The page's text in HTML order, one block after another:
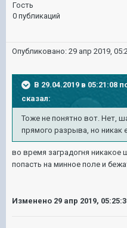
Гость
0 публикаций
Опубликовано: 29 апр 2019,
В 29.04.2019 в 05:21:08
сказал:
Тоже не понятно вот. Нет,
прямого разрыва, но никак
во время заградогня
попасть на минное поле и
Изменено 29 апр 2019,